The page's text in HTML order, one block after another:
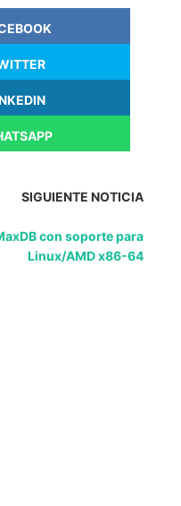
SIGUIENTE NOTICIA
con soporte para
Linux/AMD x86-64